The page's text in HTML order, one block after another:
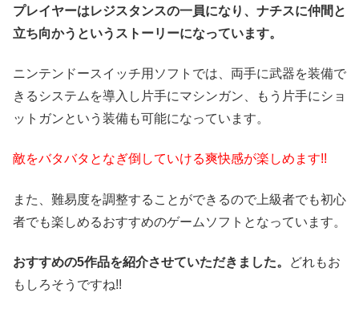
プレイヤーはレジスタンスの一員になり、ナチスに仲間と
立ち向かうというストーリーになっています。
ニンテンドースイッチ用ソフトでは、両手に武器を装備で
きるシステムを導入し片手にマシンガン、もう片手にショ
ットガンという装備も可能になっています。
敵をバタバタとなぎ倒していける爽快感が楽しめます!!
また、難易度を調整することができるので上級者でも初心
者でも楽しめるおすすめのゲームソフトとなっています。
おすすめの5作品を紹介させていただきました。
どれもお
もしろそうですね!!